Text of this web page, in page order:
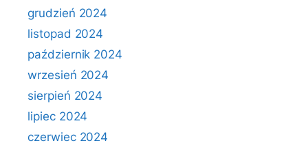
grudzień 2024
listopad 2024
październik 2024
wrzesień 2024
sierpień 2024
lipiec 2024
czerwiec 2024